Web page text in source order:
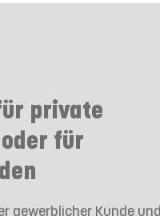
private
für
gewerblicher Kunde und